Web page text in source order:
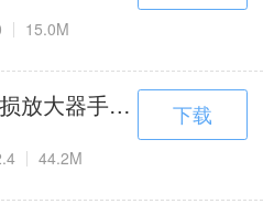
15.0M
放大器手机版，AI智能
44.2M
下载